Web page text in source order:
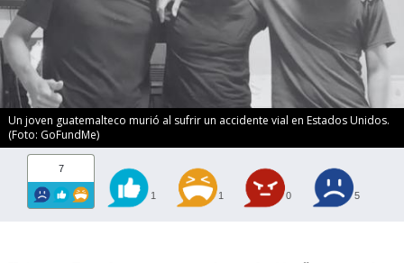
Un joven guatemalteco murió al sufrir un accidente vial en Estados Unidos.
(Foto: GoFundMe)
7
1 1 0 5